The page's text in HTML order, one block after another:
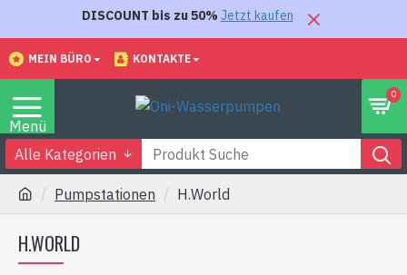
DISCOUNT bis zu 50%Jetzt kaufen
MEIN BÜRO KONTAKTE
0
Alle Kategorien
Pumpstationen H.World
H.WORLD